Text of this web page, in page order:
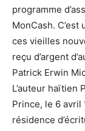
programme
MonCash.
ces vieilles
reçu d’argent
Patrick Erwin
L’auteur haïtien
Prince, le 6 avril
résidence